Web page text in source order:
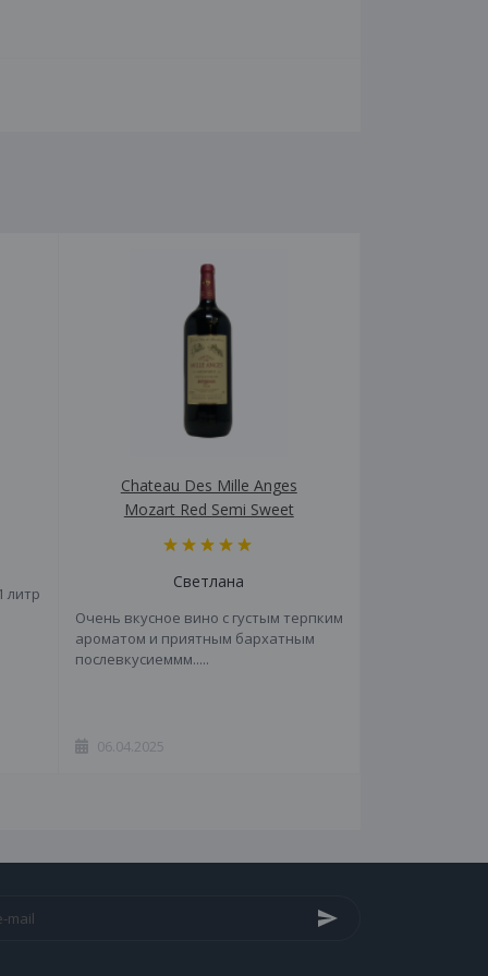
литр
Chateau Des Mille Anges
Mozart Red Semi Sweet
Светлана
Очень вкусное вино с густым терпким
ароматом и приятным бархатным
послевкусиеммм.....
06.04.2025